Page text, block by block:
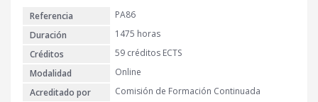
€
Referencia
PA86
Duración
1475 horas
Créditos
59 créditos ECTS
Modalidad
Online
Acreditado por
Comisión de Formación Continuada